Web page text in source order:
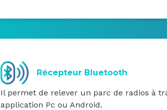
Récepteur Bluetooth
Il permet de relever un parc de radios à
application Pc ou Android.